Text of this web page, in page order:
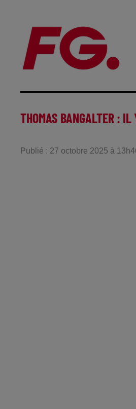
THOMAS BANGALTER :
Publié : 27 octobre 2025 à